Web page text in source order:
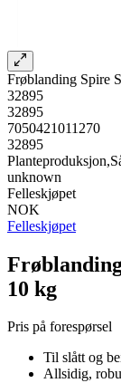
Frøblanding Spire
32895
32895
7050421011270
32895
unknown
Felleskjøpet
NOK
Felleskjøpet
10 kg
Pris på forespørsel
Til slått og
Allsidig,